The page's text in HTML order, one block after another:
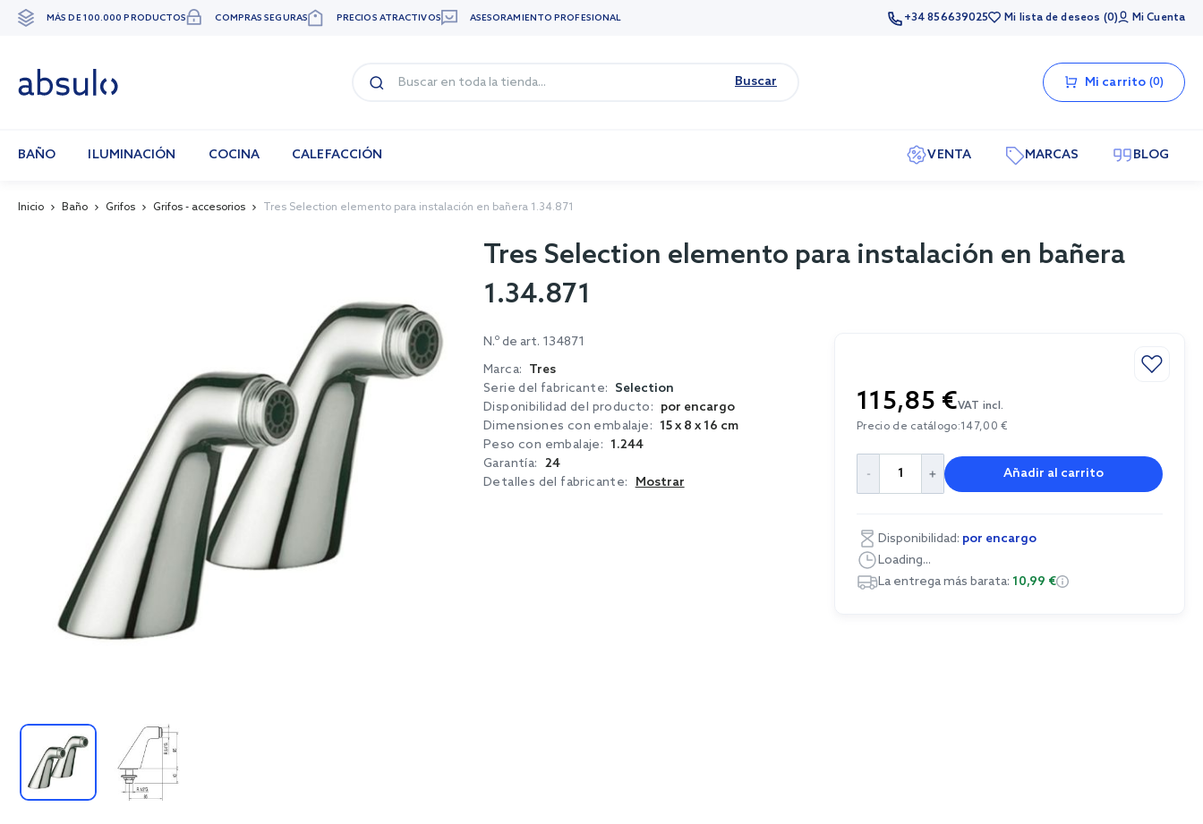
Ir
MÁS DE 100.000 PRODUCTOS COMPRAS SEGURAS PRECIOS ATRACTIVOS ASESORAMIENTO PROFESIONAL +34 856639025 Mi lista de deseos 0 Mi Cuenta
Buscar Mi carrito 0
BAÑO ILUMINACIÓN COCINA CALEFACCIÓN VENTA MARCAS BLOG
Inicio Baño Grifos Grifos - accesorios Tres Selection elemento para instalación en bañera 1.34.871
Tres Selection elemento para instalación en bañera
1.34.871
N.º de art. 134871
Marca: Tres
Serie del fabricante: Selection
Disponibilidad del producto: por encargo
Dimensiones con embalaje: 15 x 8 x 16 cm
Peso con embalaje: 1.244
Garantía: 24
Detalles del fabricante:
Mostrar
115,85 €VAT incl.
Precio de catálogo:147,00 €
Añadir al carrito
Disponibilidad: por encargo
Loading...
La entrega más barata: 10,99 €